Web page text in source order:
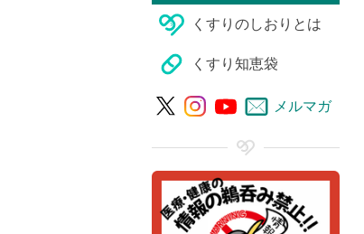
くすりのしおりとは
くすり知恵袋
メルマガ